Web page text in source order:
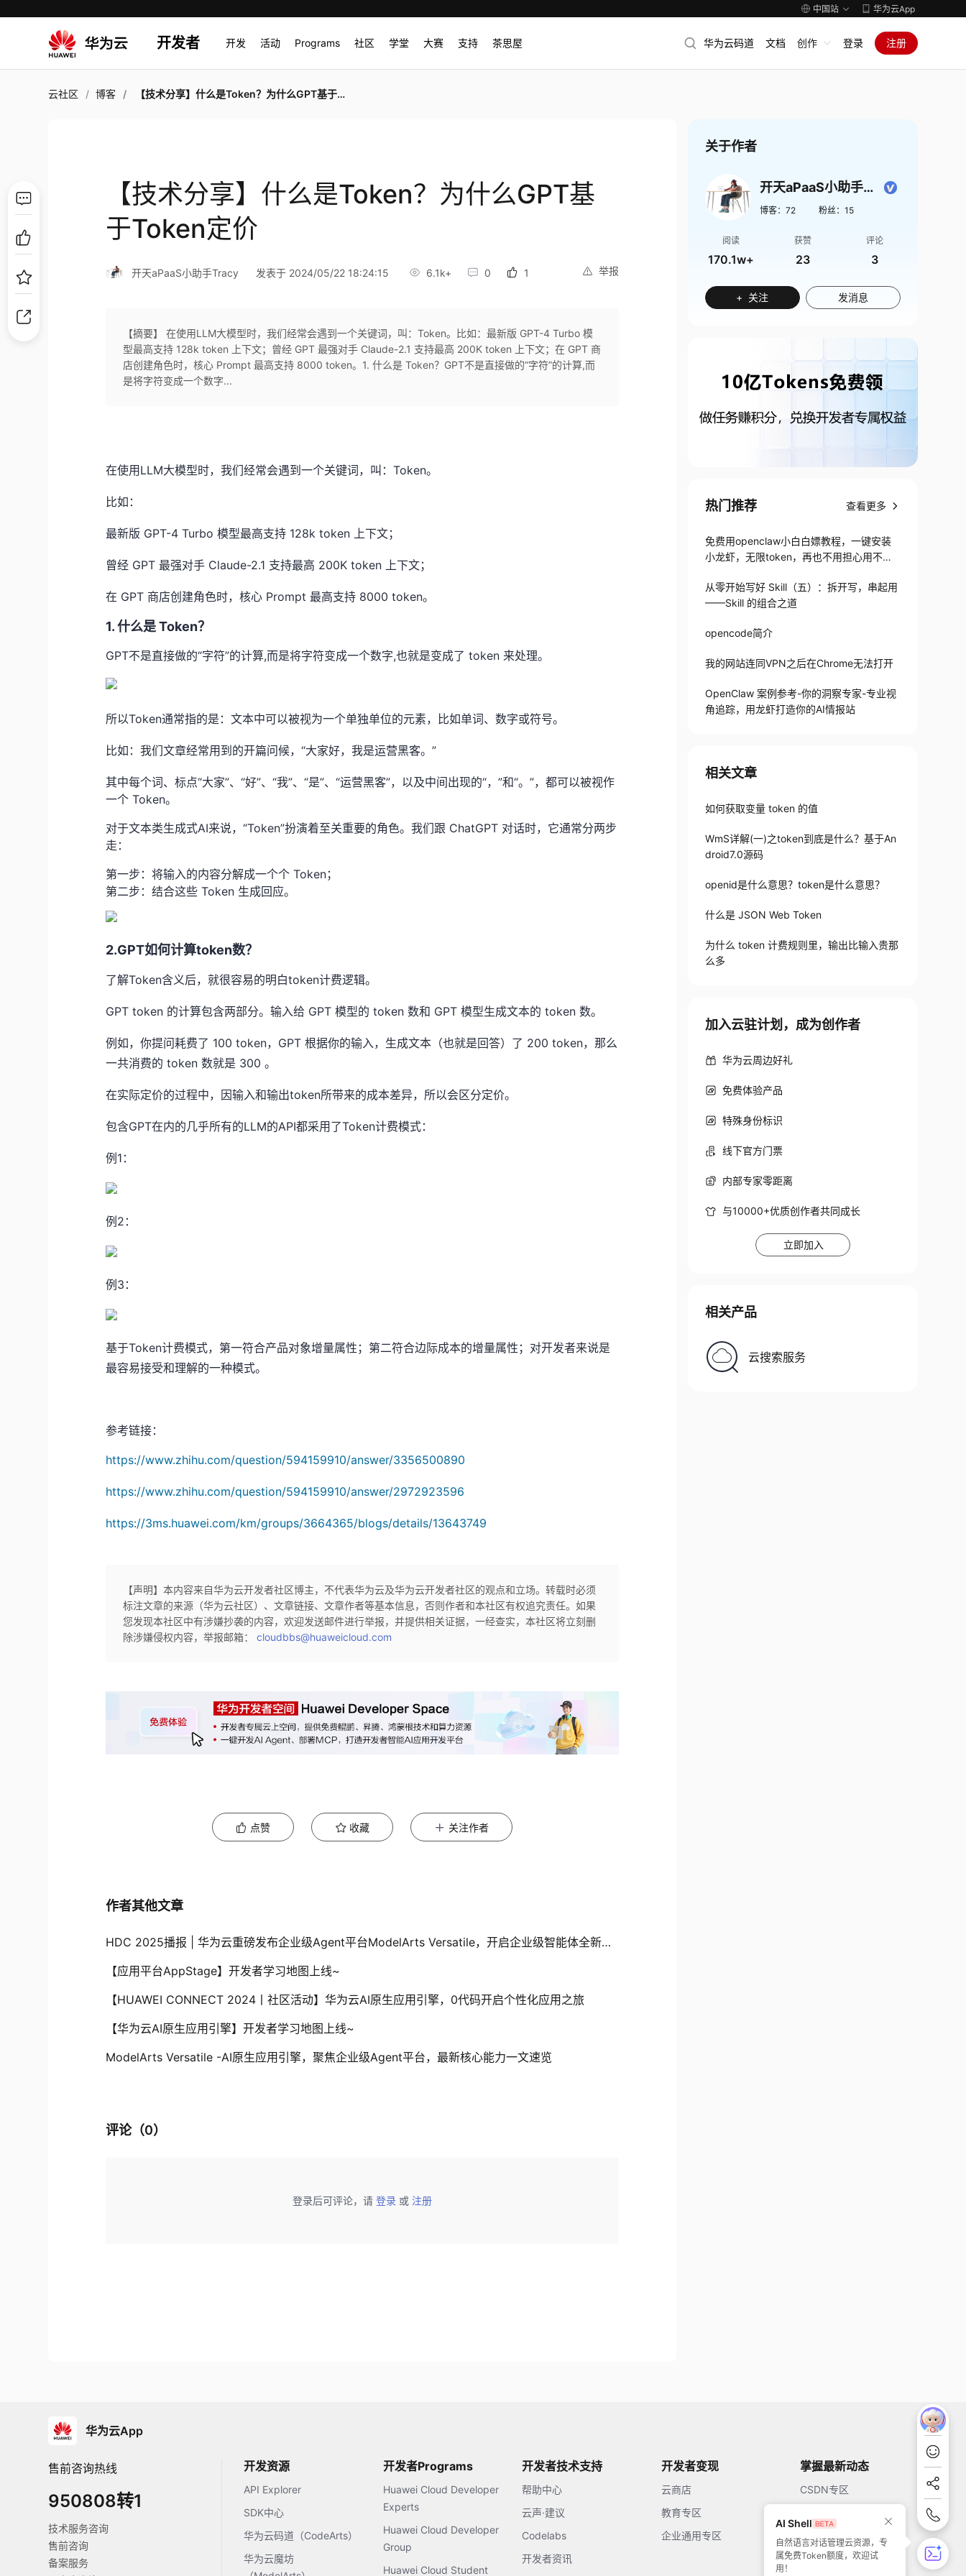
中国站 华为云App
开发者 开发 活动 Programs 社区 学堂 大赛 支持 茶思屋 华为云码道 文档 创作 登录 注册
云社区 博客 【技术分享】什么是Token？为什么GPT基于Token定价
【技术分享】什么是Token？为什么GPT基
于Token定价
举报
开天aPaaS小助手Tracy 发表于 2024/05/22 18:24:15 6.1k+ 0 1
【摘要】 在使用LLM大模型时，我们经常会遇到一个关键词，叫：Token。比如：最新版 GPT-4 Turbo 模
型最高支持 128k token 上下文；曾经 GPT 最强对手 Claude-2.1 支持最高 200K token 上下文；在 GPT 商
店创建角色时，核心 Prompt 最高支持 8000 token。1. 什么是 Token？GPT不是直接做的“字符”的计算,而
是将字符变成一个数字...
在使用LLM大模型时，我们经常会遇到一个关键词，叫：Token。
比如：
最新版 GPT-4 Turbo 模型最高支持 128k token 上下文；
曾经 GPT 最强对手 Claude-2.1 支持最高 200K token 上下文；
在 GPT 商店创建角色时，核心 Prompt 最高支持 8000 token。
1. 什么是 Token？
GPT不是直接做的“字符”的计算,而是将字符变成一个数字,也就是变成了 token 来处理。
所以Token通常指的是：文本中可以被视为一个单独单位的元素，比如单词、数字或符号。
比如：我们文章经常用到的开篇问候，“大家好，我是运营黑客。”
其中每个词、标点“大家”、“好”、“我”、“是”、“运营黑客”，以及中间出现的“，”和“。”，都可以被视作
一个 Token。
对于文本类生成式AI来说，“Token”扮演着至关重要的角色。我们跟 ChatGPT 对话时，它通常分两步
走：
第一步：将输入的内容分解成一个个 Token；
第二步：结合这些 Token 生成回应。
2.GPT如何计算token数？
了解Token含义后，就很容易的明白token计费逻辑。
GPT token 的计算包含两部分。输入给 GPT 模型的 token 数和 GPT 模型生成文本的 token 数。
例如，你提问耗费了 100 token，GPT 根据你的输入，生成文本（也就是回答）了 200 token，那么
一共消费的 token 数就是 300 。
在实际定价的过程中，因输入和输出token所带来的成本差异，所以会区分定价。
包含GPT在内的几乎所有的LLM的API都采用了Token计费模式：
例1：
例2：
例3：
基于Token计费模式，第一符合产品对象增量属性；第二符合边际成本的增量属性；对开发者来说是
最容易接受和理解的一种模式。
参考链接：
https://www.zhihu.com/question/594159910/answer/3356500890
https://www.zhihu.com/question/594159910/answer/2972923596
https://3ms.huawei.com/km/groups/3664365/blogs/details/13643749
【声明】本内容来自华为云开发者社区博主，不代表华为云及华为云开发者社区的观点和立场。转载时必须
标注文章的来源（华为云社区）、文章链接、文章作者等基本信息，否则作者和本社区有权追究责任。如果
您发现本社区中有涉嫌抄袭的内容，欢迎发送邮件进行举报，并提供相关证据，一经查实，本社区将立刻删
除涉嫌侵权内容，举报邮箱：cloudbbs@huaweicloud.com
点赞 收藏 关注作者
作者其他文章
HDC 2025播报 | 华为云重磅发布企业级Agent平台ModelArts Versatile，开启企业级智能体全新时代
【应用平台AppStage】开发者学习地图上线~
【HUAWEI CONNECT 2024丨社区活动】华为云AI原生应用引擎，0代码开启个性化应用之旅
【华为云AI原生应用引擎】开发者学习地图上线~
ModelArts Versatile -AI原生应用引擎，聚焦企业级Agent平台，最新核心能力一文速览
评论（0）
登录后可评论，请 登录 或 注册
关于作者
开天aPaaS小助手Tracy
博客： 72 粉丝： 15
阅读
170.1w+
获赞
23
评论
3
+ 关注 发消息
热门推荐 查看更多
免费用openclaw小白白嫖教程，一键安装
小龙虾，无限token，再也不用担心用不起
从零开始写好 Skill（五）：拆开写，串起用
——Skill 的组合之道
opencode简介
我的网站连同VPN之后在Chrome无法打开
OpenClaw 案例参考-你的洞察专家-专业视
角追踪，用龙虾打造你的AI情报站
相关文章
如何获取变量 token 的值
WmS详解(一)之token到底是什么？基于An
droid7.0源码
openid是什么意思？token是什么意思？
什么是 JSON Web Token
为什么 token 计费规则里，输出比输入贵那
么多
加入云驻计划，成为创作者
华为云周边好礼
免费体验产品
特殊身份标识
线下官方门票
内部专家零距离
与10000+优质创作者共同成长
立即加入
相关产品
云搜索服务
AI Shell
自然语言对话管理云资源，专
属免费Token额度，欢迎试
用！
华为云App
售前咨询热线
950808转1
技术服务咨询
售前咨询
备案服务
开发资源
API Explorer
SDK中心
华为云码道（CodeArts）
华为云魔坊
开发者Programs
Huawei Cloud Developer
Experts
Huawei Cloud Developer
Group
Huawei Cloud Student
开发者技术支持
帮助中心
云声·建议
Codelabs
开发者资讯
开发者变现
云商店
教育专区
企业通用专区
掌握最新动态
CSDN专区
开源中国
51CTO